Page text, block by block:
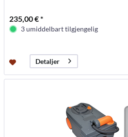
235,00 € *
3 umiddelbart tilgjengelig
Detaljer